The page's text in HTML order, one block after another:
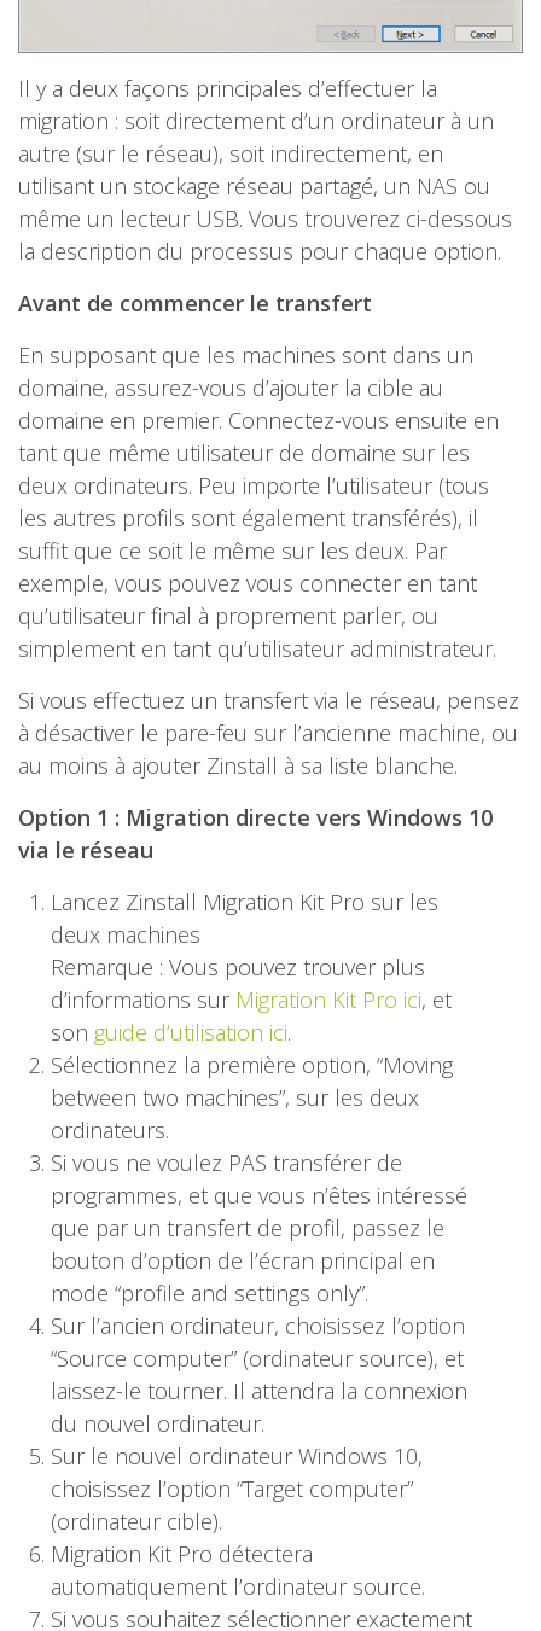
Il y a deux façons principales d’effectuer la
migration : soit directement d’un ordinateur à un
autre (sur le réseau), soit indirectement, en
utilisant un stockage réseau partagé, un NAS ou
même un lecteur USB. Vous trouverez ci-dessous
la description du processus pour chaque option.
Avant de commencer le transfert
En supposant que les machines sont dans un
domaine, assurez-vous d’ajouter la cible au
domaine en premier. Connectez-vous ensuite en
tant que même utilisateur de domaine sur les
deux ordinateurs. Peu importe l’utilisateur (tous
les autres profils sont également transférés), il
suffit que ce soit le même sur les deux. Par
exemple, vous pouvez vous connecter en tant
qu’utilisateur final à proprement parler, ou
simplement en tant qu’utilisateur administrateur.
Si vous effectuez un transfert via le réseau, pensez
à désactiver le pare-feu sur l’ancienne machine, ou
au moins à ajouter Zinstall à sa liste blanche.
Option 1 : Migration directe vers Windows 10
via le réseau
Lancez Zinstall Migration Kit Pro sur les
deux machines
Remarque : Vous pouvez trouver plus
d’informations sur Migration Kit Pro ici, et
son guide d’utilisation ici.
Sélectionnez la première option, “Moving
between two machines”, sur les deux
ordinateurs.
Si vous ne voulez PAS transférer de
programmes, et que vous n’êtes intéressé
que par un transfert de profil, passez le
bouton d’option de l’écran principal en
mode “profile and settings only”.
Sur l’ancien ordinateur, choisissez l’option
“Source computer” (ordinateur source), et
laissez-le tourner. Il attendra la connexion
du nouvel ordinateur.
Sur le nouvel ordinateur Windows 10,
choisissez l’option “Target computer”
(ordinateur cible).
Migration Kit Pro détectera
automatiquement l’ordinateur source.
Si vous souhaitez sélectionner exactement